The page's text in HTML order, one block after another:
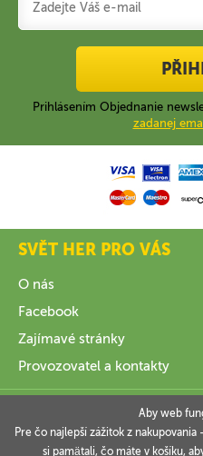
Prihlásením Objednanie
zadanej
SVĚT HER PRO VÁS
O nás
Facebook
Zajímavé stránky
Provozovatel a kontakty
Aby web
Pre čo najlepší zážitok z
si pamätali, čo máte v košíku,